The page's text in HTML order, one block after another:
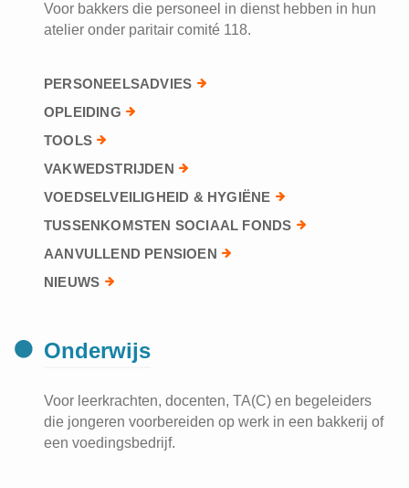
Voor bakkers die personeel in dienst hebben in hun
atelier onder paritair comité 118.
PERSONEELSADVIES
OPLEIDING
TOOLS
VAKWEDSTRIJDEN
VOEDSELVEILIGHEID & HYGIËNE
TUSSENKOMSTEN SOCIAAL FONDS
AANVULLEND PENSIOEN
NIEUWS
Onderwijs
Voor leerkrachten, docenten, TA(C) en begeleiders
die jongeren voorbereiden op werk in een bakkerij of
een voedingsbedrijf.